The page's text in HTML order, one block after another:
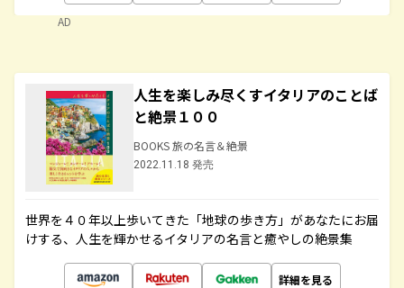
AD
人生を楽しみ尽くすイタリアのことば
と絶景１００
BOOKS 旅の名言＆絶景
2022.11.18 発売
世界を４０年以上歩いてきた「地球の歩き方」があなたにお届
けする、人生を輝かせるイタリアの名言と癒やしの絶景集
詳細を見る